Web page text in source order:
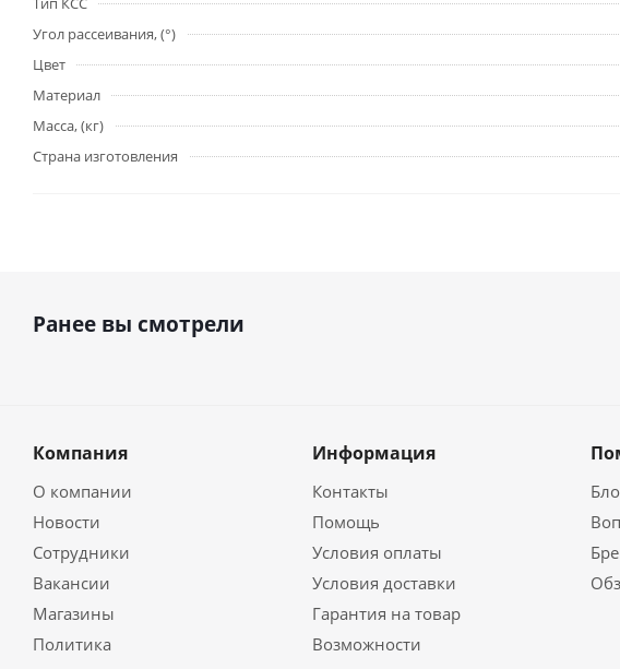
Угол рассеивания, (°)
Цвет
Материал
Масса, (кг)
Страна изготовления
Ранее вы смотрели
Компания
О компании
Новости
Сотрудники
Вакансии
Магазины
Политика
Информация
Контакты
Помощь
Условия оплаты
Условия доставки
Гарантия на товар
Возможности